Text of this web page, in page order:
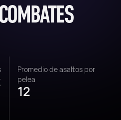
Promedio de asaltos por
pelea
12